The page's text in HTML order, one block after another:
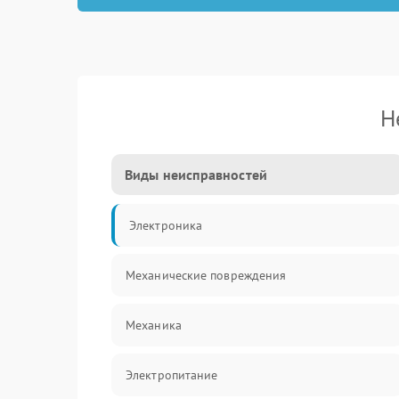
Виды неисправностей
Электроника
Механические повреждения
Механика
Электропитание